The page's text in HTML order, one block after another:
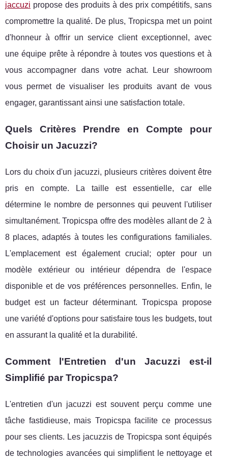
jaccuzi propose des produits à des prix compétitifs, sans
compromettre la qualité. De plus, Tropicspa met un point
d'honneur à offrir un service client exceptionnel, avec
une équipe prête à répondre à toutes vos questions et à
vous accompagner dans votre achat. Leur showroom
vous permet de visualiser les produits avant de vous
engager, garantissant ainsi une satisfaction totale.
Quels Critères Prendre en Compte pour
Choisir un Jacuzzi?
Lors du choix d'un jacuzzi, plusieurs critères doivent être
pris en compte. La taille est essentielle, car elle
détermine le nombre de personnes qui peuvent l'utiliser
simultanément. Tropicspa offre des modèles allant de 2 à
8 places, adaptés à toutes les configurations familiales.
L'emplacement est également crucial; opter pour un
modèle extérieur ou intérieur dépendra de l'espace
disponible et de vos préférences personnelles. Enfin, le
budget est un facteur déterminant. Tropicspa propose
une variété d'options pour satisfaire tous les budgets, tout
en assurant la qualité et la durabilité.
Comment l'Entretien d'un Jacuzzi est-il
Simplifié par Tropicspa?
L'entretien d'un jacuzzi est souvent perçu comme une
tâche fastidieuse, mais Tropicspa facilite ce processus
pour ses clients. Les jacuzzis de Tropicspa sont équipés
de technologies avancées qui simplifient le nettoyage et